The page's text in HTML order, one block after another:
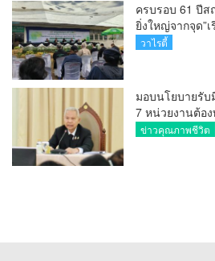
ครบรอบ 61 ปีส
ยิ่งใหญ่จากจุด”
วันที่มี KURplus
วาไรตี้
มอบนโยบายรับ
7 หน่วยงานต้อ
คีย์แมนสำคัญท
ข่าวคุณภาพชีวิต